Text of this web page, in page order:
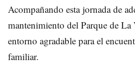
Acompañando esta jornada de
mantenimiento del Parque de La
entorno agradable para el
familiar.